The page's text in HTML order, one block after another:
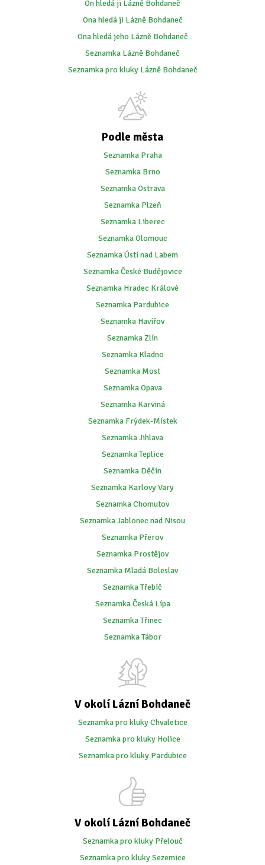
On hledá ji Lázně Bohdaneč
Ona hledá ji Lázně Bohdaneč
Ona hledá jeho Lázně Bohdaneč
Seznamka Lázně Bohdaneč
Seznamka pro kluky Lázně Bohdaneč
Podle města
Seznamka Praha
Seznamka Brno
Seznamka Ostrava
Seznamka Plzeň
Seznamka Liberec
Seznamka Olomouc
Seznamka Ústí nad Labem
Seznamka České Budějovice
Seznamka Hradec Králové
Seznamka Pardubice
Seznamka Havířov
Seznamka Zlín
Seznamka Kladno
Seznamka Most
Seznamka Opava
Seznamka Karviná
Seznamka Frýdek-Místek
Seznamka Jihlava
Seznamka Teplice
Seznamka Děčín
Seznamka Karlovy Vary
Seznamka Chomutov
Seznamka Jablonec nad Nisou
Seznamka Přerov
Seznamka Prostějov
Seznamka Mladá Boleslav
Seznamka Třebíč
Seznamka Česká Lípa
Seznamka Třinec
Seznamka Tábor
V okolí Lázní Bohdaneč
Seznamka pro kluky Chvaletice
Seznamka pro kluky Holice
Seznamka pro kluky Pardubice
V okolí Lázní Bohdaneč
Seznamka pro kluky Přelouč
Seznamka pro kluky Sezemice